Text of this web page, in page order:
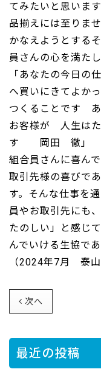
てみたいと思います
品揃えには至りま
かなえようとする
員さんの心を満た
「あなたの今日
へ買いにきてよか
つくることです
お客様が 人生は
す 岡田 徹」
組合員さんに喜ん
取引先様の喜びで
す。そんな仕事を
員やお取引先にも
たのしい」と感じ
んでいける生協で
（2024年7月 泰
次へ
最近の投稿